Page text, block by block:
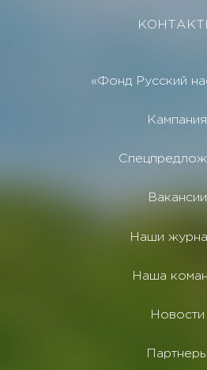
«Фонд Русский
Кампания
Вакансии
Наши
Наша
Новости
Партнеры